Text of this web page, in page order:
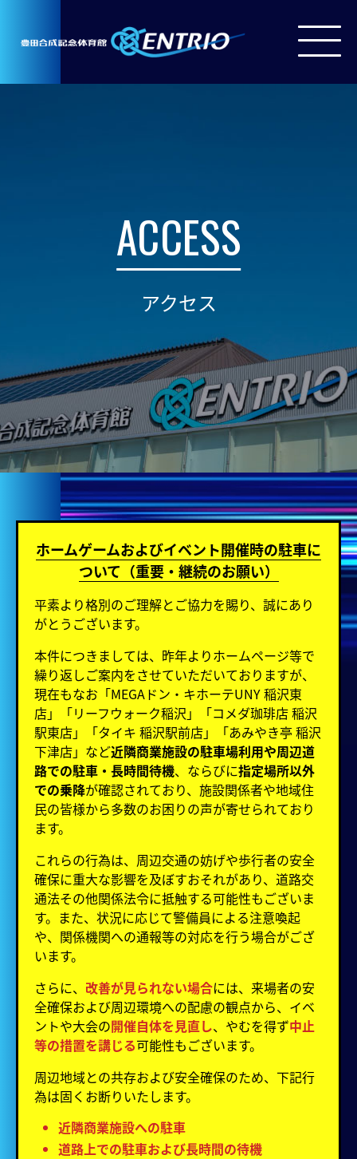
ACCESS
アクセス
ホームゲームおよびイベント開催時の駐車に
ついて（重要・継続のお願い）
平素より格別のご理解とご協力を賜り、誠にあり
がとうございます。
本件につきましては、昨年よりホームページ等で
繰り返しご案内をさせていただいておりますが、
現在もなお「MEGAドン・キホーテUNY 稲沢東
店」「リーフウォーク稲沢」「コメダ珈琲店 稲沢
駅東店」「タイキ 稲沢駅前店」「あみやき亭 稲沢
下津店」など近隣商業施設の駐車場利用や周辺道
路での駐車・長時間待機、ならびに指定場所以外
での乗降が確認されており、施設関係者や地域住
民の皆様から多数のお困りの声が寄せられており
ます。
これらの行為は、周辺交通の妨げや歩行者の安全
確保に重大な影響を及ぼすおそれがあり、道路交
通法その他関係法令に抵触する可能性もございま
す。また、状況に応じて警備員による注意喚起
や、関係機関への通報等の対応を行う場合がござ
います。
さらに、 改善が見られない場合には、来場者の安
全確保および周辺環境への配慮の観点から、イベ
ントや大会の開催自体を見直し、やむを得ず中止
等の措置を講じる可能性もございます。
周辺地域との共存および安全確保のため、下記行
為は固くお断りいたします。
近隣商業施設への駐車
道路上での駐車および長時間の待機